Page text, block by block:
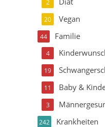
2
Vegan
20
Familie
44
4
19
Baby &
11
3
Krankheiten
242